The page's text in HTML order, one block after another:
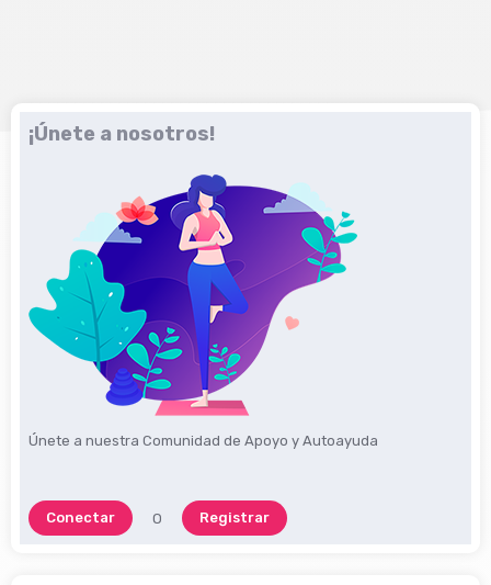
¡Únete a nosotros!
Únete a nuestra Comunidad de Apoyo y Autoayuda
Conectar O Registrar